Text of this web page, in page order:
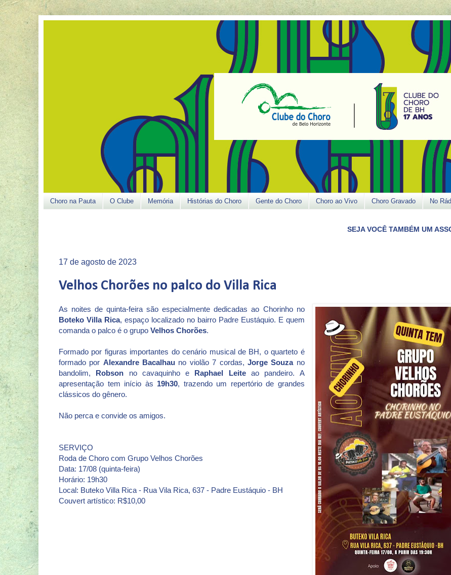
Choro na Pauta O Clube Memória Histórias do Choro Gente do Choro Choro ao Vivo Choro Gravado No
SEJA VOCÊ TAMBÉM UM ASSOCIADO DO
17 de agosto de 2023
Velhos Chorões no palco do Villa Rica
As noites de quinta-feira são especialmente dedicadas ao Chorinho no
Boteko Villa Rica, espaço localizado no bairro Padre Eustáquio. E quem
comanda o palco é o grupo Velhos Chorões.
Formado por figuras importantes do cenário musical de BH, o quarteto é
formado por Alexandre Bacalhau no violão 7 cordas, Jorge Souzano
bandolim,
Robson no cavaquinho e Raphael Leiteao pandeiro. A
apresentação tem início às 19h30, trazendo um repertório de grandes
clássicos do gênero.
Não perca e convide os amigos.
SERVIÇO
Roda de Choro com Grupo Velhos Chorões
Data: 17/08 (quinta-feira)
Horário: 19h30
Local: Buteko Villa Rica - Rua Vila Rica, 637 - Padre Eustáquio - BH
Couvert artístico: R$10,00